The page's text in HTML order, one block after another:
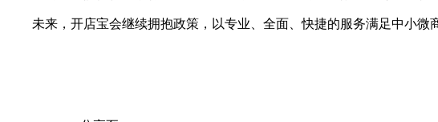
未来，开店宝会继续拥抱政策，以专业、全面、快捷的服务满足中小微